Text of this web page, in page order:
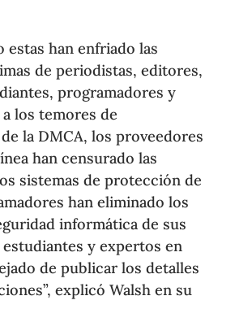
estas han enfriado las
de periodistas, editores,
programadores y
los temores de
la DMCA, los proveedores
han censurado las
sistemas de protección de
han eliminado los
informática de sus
y expertos en
de publicar los detalles
explicó Walsh en su